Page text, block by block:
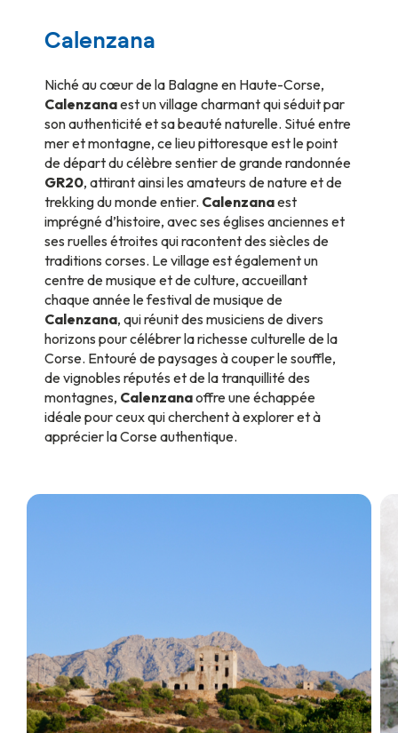
Calenzana
Niché au cœur de la Balagne en Haute-Corse,
Calenzanaest un village charmant qui séduit par
son authenticité et sa beauté naturelle. Situé entre
mer et montagne, ce lieu pittoresque est le point
de départ du célèbre sentier de grande randonnée
GR20, attirant ainsi les amateurs de nature et de
trekking du monde entier. Calenzanaest
imprégné d’histoire, avec ses églises anciennes et
ses ruelles étroites qui racontent des siècles de
traditions corses. Le village est également un
centre de musique et de culture, accueillant
chaque année le festival de musique de
Calenzana, qui réunit des musiciens de divers
horizons pour célébrer la richesse culturelle de la
Corse. Entouré de paysages à couper le souffle,
de vignobles réputés et de la tranquillité des
montagnes, Calenzanaoffre une échappée
idéale pour ceux qui cherchent à explorer et à
apprécier la Corse authentique.